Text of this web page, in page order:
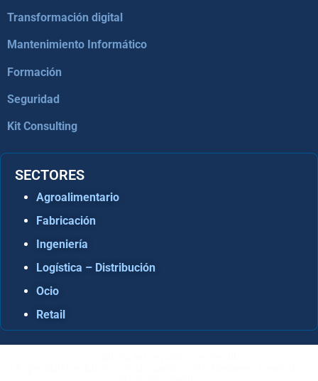
Transformación digital
Mantenimiento Informático
Formación
Seguridad
Kit Consulting
SECTORES
Agroalimentario
Fabricación
Ingeniería
Logística – Distribución
Ocio
Retail